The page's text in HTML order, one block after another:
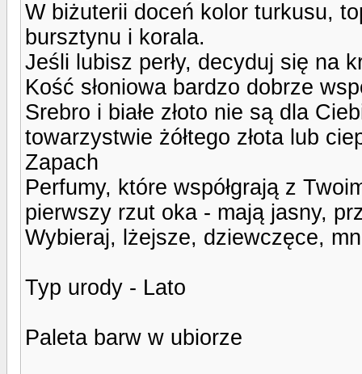
W biżuterii doceń kolor turkusu,
bursztynu i korala.
Jeśli lubisz perły, decyduj się na
Kość słoniowa bardzo dobrze
Srebro i białe złoto nie są dla
towarzystwie żółtego złota lub
Zapach
Perfumy, które współgrają z
pierwszy rzut oka - mają jasny,
Wybieraj, lżejsze, dziewczęce,
Typ urody - Lato
Paleta barw w ubiorze